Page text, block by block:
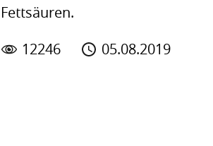
Fettsäuren.
12246
05.08.2019